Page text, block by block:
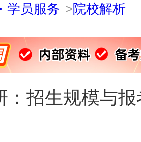
学员服务 >院校解析
：招生规模与